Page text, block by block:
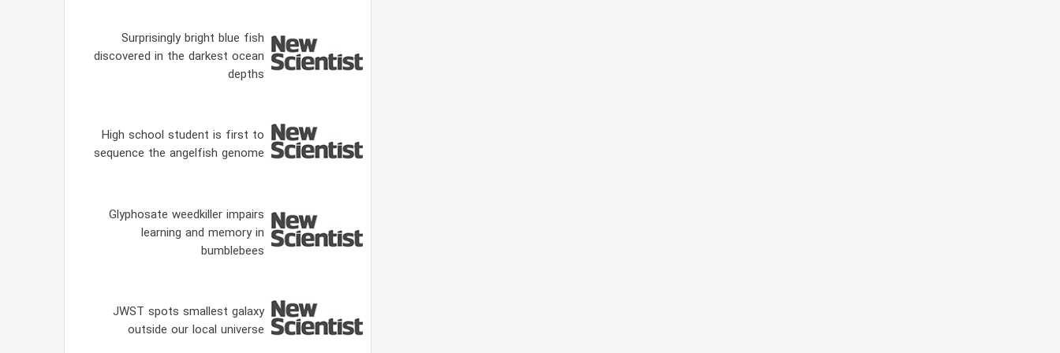
Surprisingly bright blue fish
discovered in the darkest ocean
depths
High school student is first to
sequence the angelfish genome
Glyphosate weedkiller impairs
learning and memory in
bumblebees
JWST spots smallest galaxy
outside our local universe